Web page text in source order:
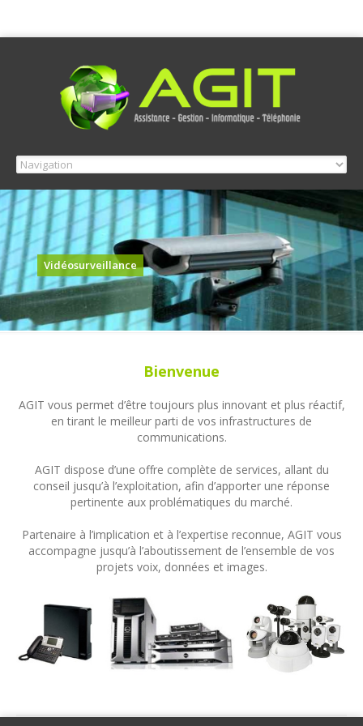
Vidéosurveillance
Bienvenue
AGIT vous permet d’être toujours plus innovant et plus réactif,
en tirant le meilleur parti de vos infrastructures de
communications.
AGIT dispose d’une offre complète de services, allant du
conseil jusqu’à l’exploitation, afin d’apporter une réponse
pertinente aux problématiques du marché.
Partenaire à l’implication et à l’expertise reconnue, AGIT vous
accompagne jusqu’à l’aboutissement de l’ensemble de vos
projets voix, données et images.